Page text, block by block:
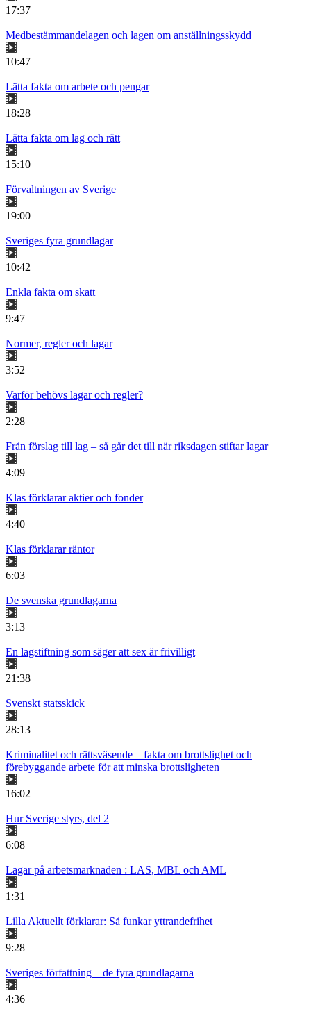
17:37
Medbestämmandelagen och lagen om anställningsskydd
10:47
Lätta fakta om arbete och pengar
18:28
Lätta fakta om lag och rätt
15:10
Förvaltningen av Sverige
19:00
Sveriges fyra grundlagar
10:42
Enkla fakta om skatt
9:47
Normer, regler och lagar
3:52
Varför behövs lagar och regler?
2:28
Från förslag till lag – så går det till när riksdagen stiftar lagar
4:09
Klas förklarar aktier och fonder
4:40
Klas förklarar räntor
6:03
De svenska grundlagarna
3:13
En lagstiftning som säger att sex är frivilligt
21:38
Svenskt statsskick
28:13
Kriminalitet och rättsväsende – fakta om brottslighet och
förebyggande arbete för att minska brottsligheten
16:02
Hur Sverige styrs, del 2
6:08
Lagar på arbetsmarknaden : LAS, MBL och AML
1:31
Lilla Aktuellt förklarar: Så funkar yttrandefrihet
9:28
Sveriges författning – de fyra grundlagarna
4:36